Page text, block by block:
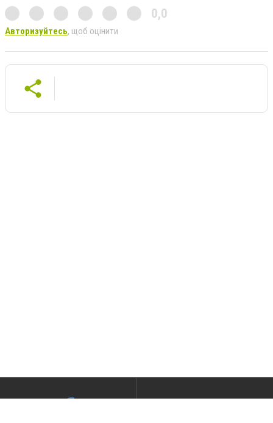
0,0
Авторизуйтесь, щоб оцінити